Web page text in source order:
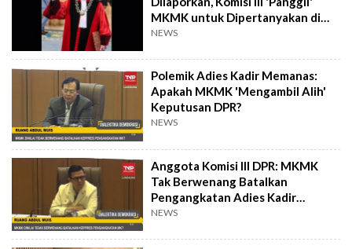
MKMK untuk Dipertanyakan di
DPR
NEWS
Polemik Adies Kadir Memanas:
Apakah MKMK 'Mengambil Alih'
Keputusan DPR?
NEWS
Anggota Komisi III DPR: MKMK
Tak Berwenang Batalkan
Pengangkatan Adies Kadir
Sebagai Hakim MK!
NEWS